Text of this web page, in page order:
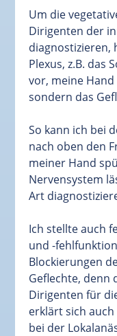
Um die
Dirigenten der
diagnostizieren,
Plexus, z.B. das
vor, meine
sondern das
So kann ich bei
nach oben den
meiner Hand
Nervensystem
Art
Ich stellte auch
und -
Blockierungen
Geflechte, denn
Dirigenten für
erklärt sich
bei der